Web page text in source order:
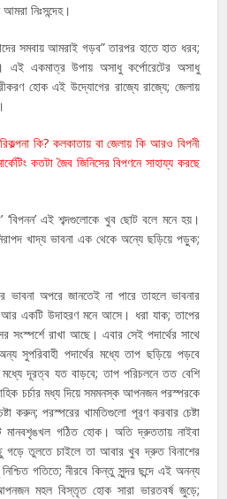
নিঃসন্দেহ।
সমবায় আমরাই গড়ব” তারপর হাতে হাত ধরব;
এই একমাত্র উপায় অসাধু কর্পোরেটের অসাধু
হোক এই উদ্যোগের রাজ্যে রাজ্যে; জেলায়
কি? কলকাতায় বা জেলায় কি আরও বিপনী
কতটা জৈব জিনিসের বিপণনে সাহায্য করছে
‘বিপনন’ এই শব্দগুলোকে খুব ছোট বলে মনে হয়।
খাদ্য ভাবনা এক থেকে অন্যে ছড়িয়ে পড়ুক;
অপরে জানতেই না পারে তাহলে ভাবনার
আর একটি উদাহরণ মনে আসে। ধরা যাক; তাপের
সংস্পর্শে রাখা আছে। এবার সেই পদার্থের সাথে
সুপরিবাহী পদার্থের মধ্যে তাপ ছড়িয়ে পড়বে
দূরত্ব যত বাড়বে; তাপ পরিচলনে তত বেশি
চর্চার মধ্য দিয়ে সমমনস্ক আপনজন পরস্পরকে
করুন; পরস্পরের খামতিগুলো পূরণ করবার চেষ্টা
গঠিত হোক। অতি দ্রুততায় নাইবা
তুলতে চাইলে তা আবার খুব দ্রুত বিনাশের
গতিতে; নীরবে কিন্তু সুন্দর ছন্দে এই অনন্য
মহল বিস্তৃত হোক সারা ভারতবর্ষ জুড়ে;